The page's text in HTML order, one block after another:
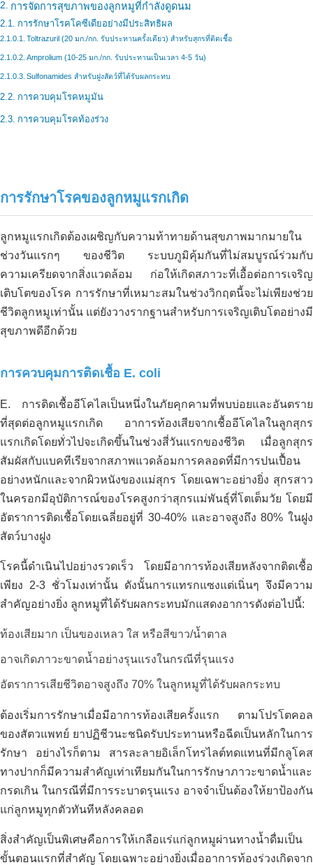
การจัดการสุขภาพของลูกหมูที่กำลังดูดนม
การรักษาโรคโคซีเดียอย่างมีประสิทธิผล
Toltrazuril (20 มก./กก. รับประทานครั้งเดียว) สำหรับสุกรที่ติดเชื้อ
Amprolium (10-25 มก./กก. รับประทานเป็นเวลา 4-5 วัน)
Sulfonamides สำหรับฝูงสัตว์ที่ได้รับผลกระทบ
การควบคุมโรคหมูมัน
การควบคุมโรคท้องร่วง
การรักษาโรคของลูกหมูแรกเกิด
ลูกหมูแรกเกิดต้องเผชิญกับความท้าทายด้านสุขภาพมากมายใน
ช่วงวันแรกๆ ของชีวิต ระบบภูมิคุ้มกันที่ไม่สมบูรณ์ร่วมกับ
ความเครียดจากสิ่งแวดล้อม ก่อให้เกิดสภาวะที่เอื้อต่อการเจริญ
เติบโตของโรค การรักษาที่เหมาะสมในช่วงวิกฤตนี้จะไม่เพียงช่วย
ชีวิตลูกหมูเท่านั้น แต่ยังวางรากฐานสำหรับการเจริญเติบโตอย่างมี
สุขภาพดีอีกด้วย
การควบคุมการติดเชื้อ E. coli
E. การติดเชื้ออีโคไลเป็นหนึ่งในภัยคุกคามที่พบบ่อยและอันตราย
ที่สุดต่อลูกหมูแรกเกิด อาการท้องเสียจากเชื้ออีโคไลในลูกสุกร
แรกเกิดโดยทั่วไปจะเกิดขึ้นในช่วงสี่วันแรกของชีวิต เมื่อลูกสุกร
สัมผัสกับแบคทีเรียจากสภาพแวดล้อมการคลอดที่มีการปนเปื้อน
อย่างหนักและจากผิวหนังของแม่สุกร โดยเฉพาะอย่างยิ่ง สุกรสาว
ในครอกมีอุบัติการณ์ของโรคสูงกว่าสุกรแม่พันธุ์ที่โตเต็มวัย โดยมี
อัตราการติดเชื้อโดยเฉลี่ยอยู่ที่ 30-40% และอาจสูงถึง 80% ในฝูง
สัตว์บางฝูง
โรคนี้ดำเนินไปอย่างรวดเร็ว โดยมีอาการท้องเสียหลังจากติดเชื้อ
เพียง 2-3 ชั่วโมงเท่านั้น ดังนั้นการแทรกแซงแต่เนิ่นๆ จึงมีความ
สำคัญอย่างยิ่ง ลูกหมูที่ได้รับผลกระทบมักแสดงอาการดังต่อไปนี้:
ท้องเสียมาก เป็นของเหลว ใส หรือสีขาว/น้ำตาล
อาจเกิดภาวะขาดน้ำอย่างรุนแรงในกรณีที่รุนแรง
อัตราการเสียชีวิตอาจสูงถึง 70% ในลูกหมูที่ได้รับผลกระทบ
ต้องเริ่มการรักษาเมื่อมีอาการท้องเสียครั้งแรก ตามโปรโตคอล
ของสัตวแพทย์ ยาปฏิชีวนะชนิดรับประทานหรือฉีดเป็นหลักในการ
รักษา อย่างไรก็ตาม สารละลายอิเล็กโทรไลต์ทดแทนที่มีกลูโคส
ทางปากก็มีความสำคัญเท่าเทียมกันในการรักษาภาวะขาดน้ำและ
กรดเกิน ในกรณีที่มีการระบาดรุนแรง อาจจำเป็นต้องให้ยาป้องกัน
แก่ลูกหมูทุกตัวทันทีหลังคลอด
สิ่งสำคัญเป็นพิเศษคือการให้เกลือแร่แก่ลูกหมูผ่านทางน้ำดื่มเป็น
ขั้นตอนแรกที่สำคัญ โดยเฉพาะอย่างยิ่งเมื่ออาการท้องร่วงเกิดจาก